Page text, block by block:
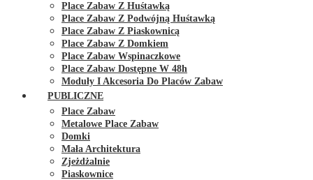
Place Zabaw Z Huśtawką
Place Zabaw Z Podwójną Huśtawką
Place Zabaw Z Piaskownicą
Place Zabaw Z Domkiem
Place Zabaw Wspinaczkowe
Place Zabaw Dostępne W 48h
Moduły I Akcesoria Do Placów Zabaw
PUBLICZNE
Place Zabaw
Metalowe Place Zabaw
Domki
Mała Architektura
Zjeżdżalnie
Piaskownice